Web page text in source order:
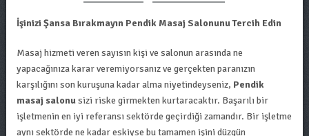
İşinizi Şansa Bırakmayın Pendik Masaj Salonunu Tercih Edin
Masaj hizmeti veren sayısın kişi ve salonun arasında ne
yapacağınıza karar veremiyorsanız ve gerçekten paranızın
karşılığını son kuruşuna kadar alma niyetindeyseniz, Pendik
masaj salonusizi riske girmekten kurtaracaktır. Başarılı bir
işletmenin en iyi referansı sektörde geçirdiği zamandır. Bir işletme
aynı sektörde ne kadar eskiyse bu tamamen işini düzgün